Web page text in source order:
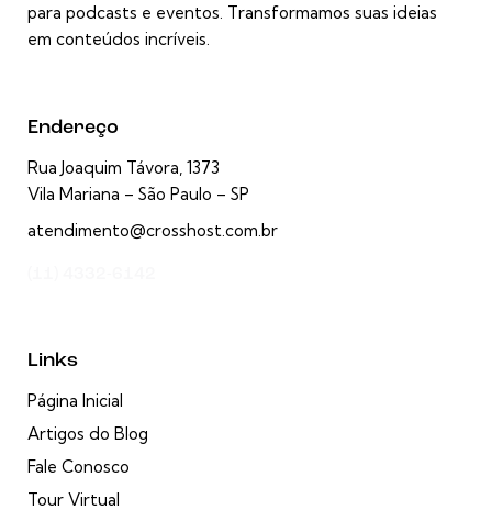
para podcasts e eventos. Transformamos suas ideias
em conteúdos incríveis.
Endereço
Rua Joaquim Távora, 1373
Vila Mariana – São Paulo – SP
atendimento@crosshost.com.br
Links
Página Inicial
Artigos do Blog
Fale Conosco
Tour Virtual